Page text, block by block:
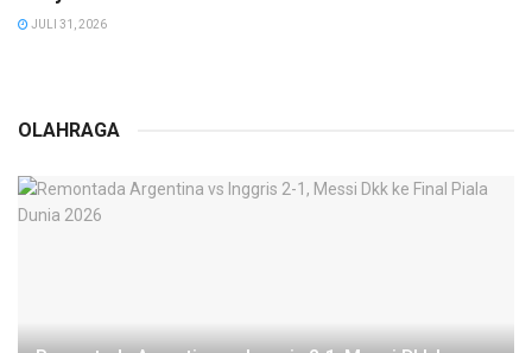
JULI 31, 2026
OLAHRAGA